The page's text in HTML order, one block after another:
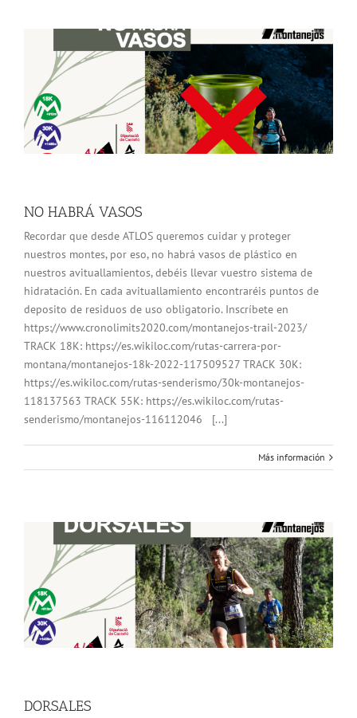
NO HABRÁ VASOS
Recordar que desde ATLOS queremos cuidar y proteger
nuestros montes, por eso, no habrá vasos de plástico en
nuestros avituallamientos, debéis llevar vuestro sistema de
hidratación. En cada avituallamiento encontraréis puntos de
deposito de residuos de uso obligatorio. Inscríbete en
https://www.cronolimits2020.com/montanejos-trail-2023/
TRACK 18K: https://es.wikiloc.com/rutas-carrera-por-
montana/montanejos-18k-2022-117509527 TRACK 30K:
https://es.wikiloc.com/rutas-senderismo/30k-montanejos-
118137563 TRACK 55K: https://es.wikiloc.com/rutas-
senderismo/montanejos-116112046 [...]
Más información
DORSALES